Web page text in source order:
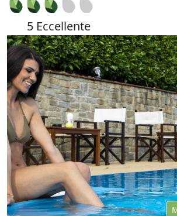
5 Eccellente